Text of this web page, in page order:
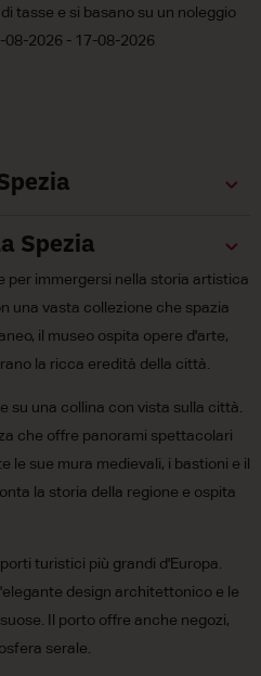
tasse e si basano su un noleggio
08-2026 - 17-08-2026
Spezia
per immergersi nella storia artistica
una vasta collezione che spazia
il museo ospita opere d'arte,
la ricca eredità della città.
su una collina con vista sulla città.
che offre panorami spettacolari
le sue mura medievali, i bastioni e il
la storia della regione e ospita
turistici più grandi d'Europa.
design architettonico e le
Il porto offre anche negozi,
serale.